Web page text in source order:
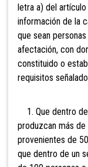
letra a) del
información de la
que sean
afectación, con
constituido o
requisitos
1. Que dentro
produzcan más de
provenientes de
que dentro de un